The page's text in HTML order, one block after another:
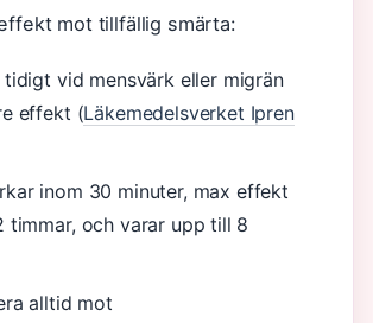
mot tillfällig smärta:
tidigt vid mensvärk eller migrän
effekt (Läkemedelsverket Ipren
inom 30 minuter, max effekt
timmar, och varar upp till 8
alltid mot